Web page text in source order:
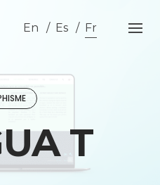
En Es Fr
T